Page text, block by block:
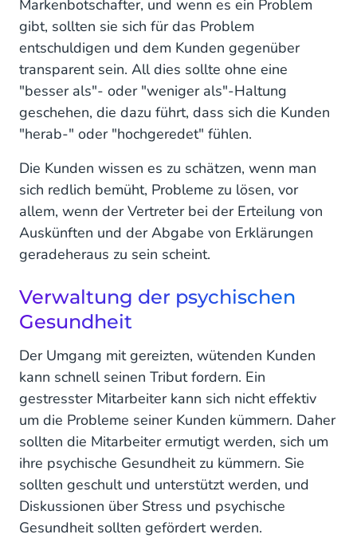
Markenbotschafter, und wenn es ein Problem
gibt, sollten sie sich für das Problem
entschuldigen und dem Kunden gegenüber
transparent sein. All dies sollte ohne eine
"besser als"- oder "weniger als"-Haltung
geschehen, die dazu führt, dass sich die Kunden
"herab-" oder "hochgeredet" fühlen.
Die Kunden wissen es zu schätzen, wenn man
sich redlich bemüht, Probleme zu lösen, vor
allem, wenn der Vertreter bei der Erteilung von
Auskünften und der Abgabe von Erklärungen
geradeheraus zu sein scheint.
Verwaltung der psychischen
Gesundheit
Der Umgang mit gereizten, wütenden Kunden
kann schnell seinen Tribut fordern. Ein
gestresster Mitarbeiter kann sich nicht effektiv
um die Probleme seiner Kunden kümmern. Daher
sollten die Mitarbeiter ermutigt werden, sich um
ihre psychische Gesundheit zu kümmern. Sie
sollten geschult und unterstützt werden, und
Diskussionen über Stress und psychische
Gesundheit sollten gefördert werden.